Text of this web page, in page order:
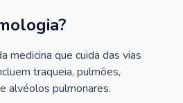
medicina que cuida das vias
traqueia, pulmões,
alvéolos pulmonares.